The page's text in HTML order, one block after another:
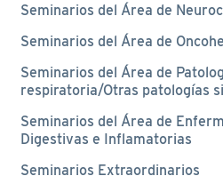
Seminarios del Área de
Seminarios del Área de
Seminarios del Área de
respiratoria/Otras patologías
Seminarios del Área de
Digestivas e Inflamatorias
Seminarios Extraordinarios